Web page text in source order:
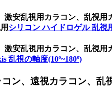
安乱視用カラコン、乱視用
シリコン ハイドロゲル 乱視
安乱視用カラコン、乱視用
乱視の軸度(10º~180º)
ン、遠視カラコン、乱